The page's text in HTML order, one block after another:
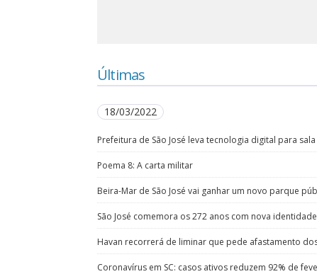
Últimas
18/03/2022
Prefeitura de São José leva tecnologia digital para
Poema 8: A carta militar
Beira-Mar de São José vai ganhar um novo parque
São José comemora os 272 anos com nova
Havan recorrerá de liminar que pede afastamento
Coronavírus em SC: casos ativos reduzem 92% de